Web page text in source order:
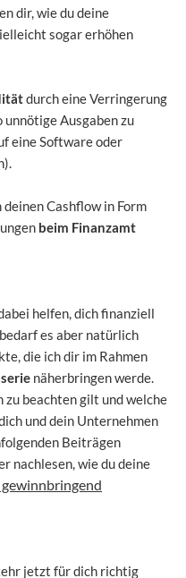
dir, wie du deine
sogar erhöhen
durch eine Verringerung
unnötige Ausgaben zu
eine Software oder
Cashflow in Form
beim Finanzamt
helfen, dich finanziell
es aber natürlich
die ich dir im Rahmen
näherbringen werde.
zu beachten gilt und welche
und dein Unternehmen
Beiträgen
nachlesen, wie du deine
jetzt für dich richtig